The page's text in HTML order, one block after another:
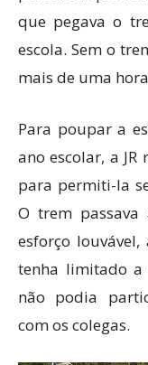
que pegava o
escola. Sem o
mais de uma
Para poupar a
ano escolar, a
para permiti-la
O trem passava
esforço
tenha limitado a
não podia
com os colegas.